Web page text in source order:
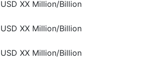
USD XX Million/Billion
USD XX Million/Billion
USD XX Million/Billion